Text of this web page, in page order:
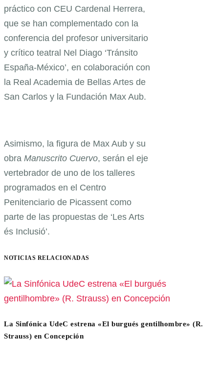
práctico con CEU Cardenal Herrera,
que se han complementado con la
conferencia del profesor universitario
y crítico teatral Nel Diago ‘Tránsito
España-México’, en colaboración con
la Real Academia de Bellas Artes de
San Carlos y la Fundación Max Aub.
Asimismo, la figura de Max Aub y su
obra Manuscrito Cuervo, serán el eje
vertebrador de uno de los talleres
programados en el Centro
Penitenciario de Picassent como
parte de las propuestas de ‘Les Arts
és Inclusió’.
NOTICIAS RELACIONADAS
La Sinfónica UdeC estrena «El burgués gentilhombre» (R.
Strauss) en Concepción